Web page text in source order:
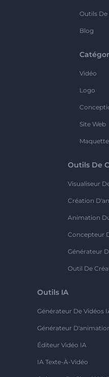
Outils De
Blog
Vidéo
Logo
Site Web
Maquette
Outils De
Visualiseur
Création
Animation
Concepteur
Générateur
Outil De
Outils IA
Générateur De Vidéos
Générateur
Éditeur Vidéo IA
IA Texte-À-Vidéo